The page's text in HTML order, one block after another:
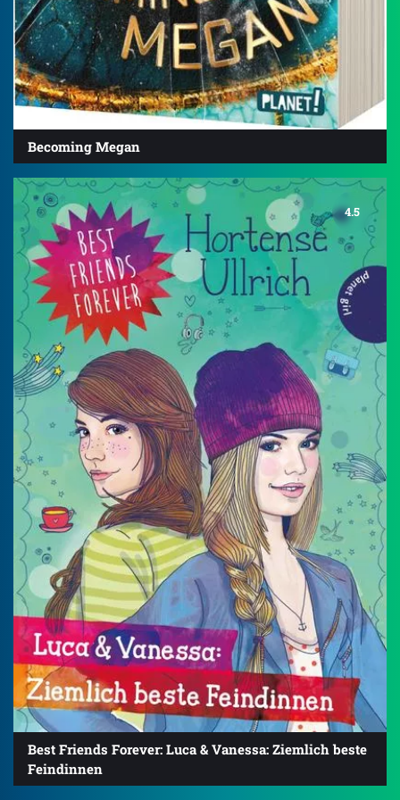
Becoming Megan
4.5
Best Friends Forever: Luca & Vanessa: Ziemlich beste
Feindinnen